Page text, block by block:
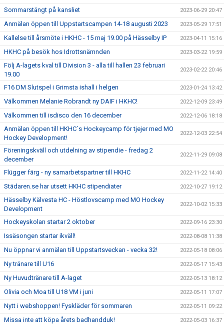
Sommarstängt på kansliet 2023-06-29 20:47
Anmälan öppen till Uppstartscampen 14-18 augusti 2023 2023-05-29 17:51
Kallelse till årsmöte i HKHC - 15 maj 19.00 på Hässelby IP 2023-04-11 15:16
HKHC på besök hos Idrottsnämnden 2023-03-22 19:59
Följ A-lagets kval till Division 3 - alla till hallen 23 februari
19.00
2023-02-22 20:46
F16 DM Slutspel i Grimsta ishall i helgen 2023-01-24 13:42
Välkommen Melanie Robrandt ny DAIF i HKHC! 2022-12-09 23:49
Välkommen till isdisco den 16 december 2022-12-06 18:18
Anmälan öppen till HKHC´s Hockeycamp för tjejer med MO
Hockey Development!
2022-12-03 22:54
Föreningskväll och utdelning av stipendie - fredag 2
december
2022-11-29 09:08
Flügger färg - ny samarbetspartner till HKHC 2022-11-22 14:40
Städaren.se har utsett HKHC stipendiater 2022-10-27 19:12
Hässelby Kälvesta HC - Höstlovscamp med MO Hockey
Development
2022-10-02 15:33
Hockeyskolan startar 2 oktober 2022-09-16 23:30
Issäsongen startar ikväll! 2022-08-08 11:38
Nu öppnar vi anmälan till Uppstartsveckan - vecka 32! 2022-05-18 08:06
Ny tränare till U16 2022-05-17 15:43
Ny Huvudtränare till A-laget 2022-05-13 18:12
Olivia och Moa till U18 VM i juni 2022-05-11 17:07
Nytt i webshoppen! Fyskläder för sommaren 2022-05-11 09:22
Missa inte att köpa årets badhandduk! 2022-05-03 16:37